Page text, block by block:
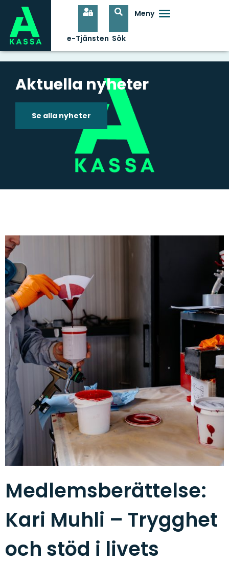
Aktuella nyheter
Se alla nyheter
Medlemsberättelse:
Kari Muhli – Trygghet
och stöd i livets